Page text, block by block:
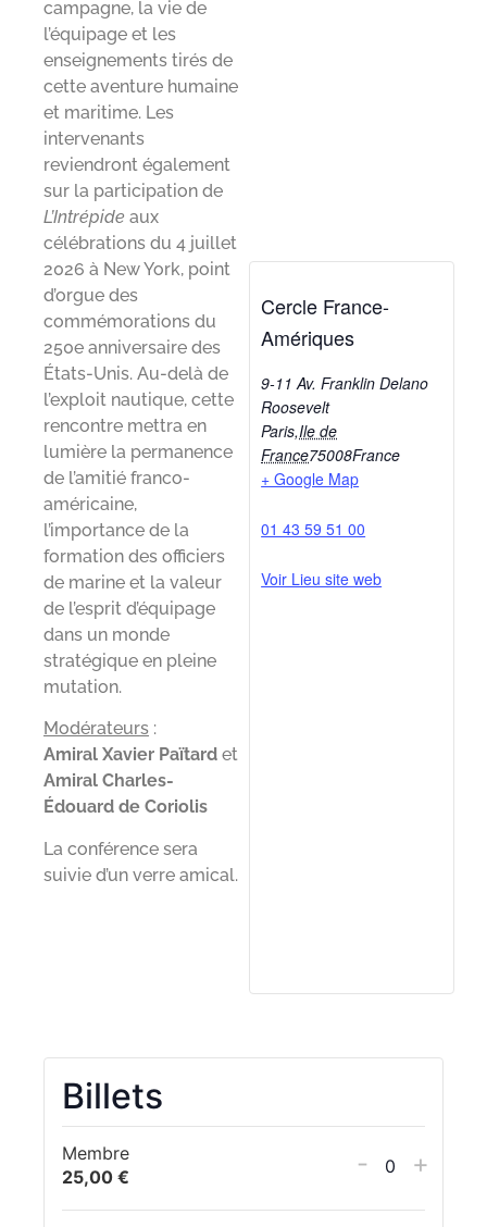
campagne, la vie de
l’équipage et les
enseignements tirés de
cette aventure humaine
et maritime. Les
intervenants
reviendront également
sur la participation de
L’Intrépide aux
célébrations du 4 juillet
2026 à New York, point
d’orgue des
commémorations du
250e anniversaire des
États-Unis. Au-delà de
l’exploit nautique, cette
rencontre mettra en
lumière la permanence
de l’amitié franco-
américaine,
l’importance de la
formation des officiers
de marine et la valeur
de l’esprit d’équipage
dans un monde
stratégique en pleine
mutation.
Modérateurs :
Amiral Xavier Païtard et
Amiral Charles-
Édouard de Coriolis
La conférence sera
suivie d’un verre amical.
Cercle France-
Amériques
9-11 Av. Franklin Delano
Roosevelt
Paris,Ile de
France75008France
+ Google Map
01 43 59 51 00
Voir Lieu site web
Billets
Membre
25,00 € - Quantité
+